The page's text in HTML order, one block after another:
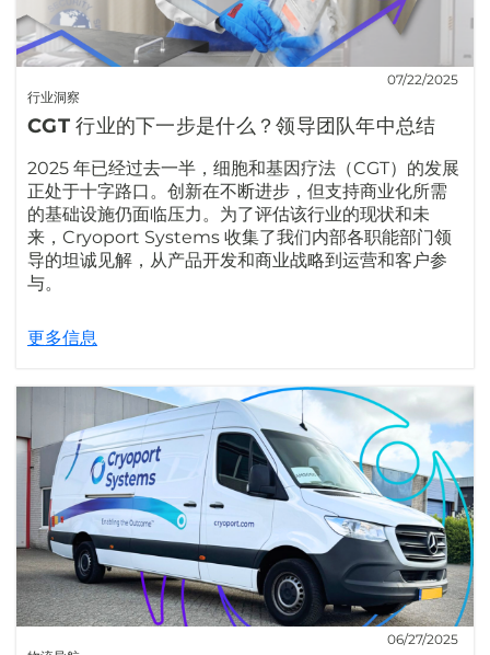
行业洞察
07/22/2025
CGT 行业的下一步是什么？领导团队年中总结
2025 年已经过去一半，细胞和基因疗法（CGT）的发展
正处于十字路口。创新在不断进步，但支持商业化所需
的基础设施仍面临压力。为了评估该行业的现状和未
来，Cryoport Systems 收集了我们内部各职能部门领
导的坦诚见解，从产品开发和商业战略到运营和客户参
与。
更多信息
06/27/2025